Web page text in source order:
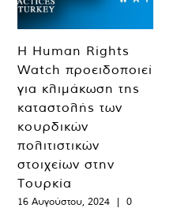
Η Human Rights
Watch προειδοποιεί
για κλιμάκωση της
καταστολής των
κουρδικών
πολιτιστικών
στοιχείων στην
Τουρκία
16 Αυγούστου, 2024 |
0